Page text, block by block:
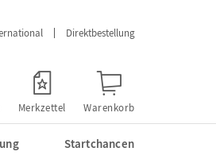
Direktbestellung
Merkzettel Warenkorb
Startchancen